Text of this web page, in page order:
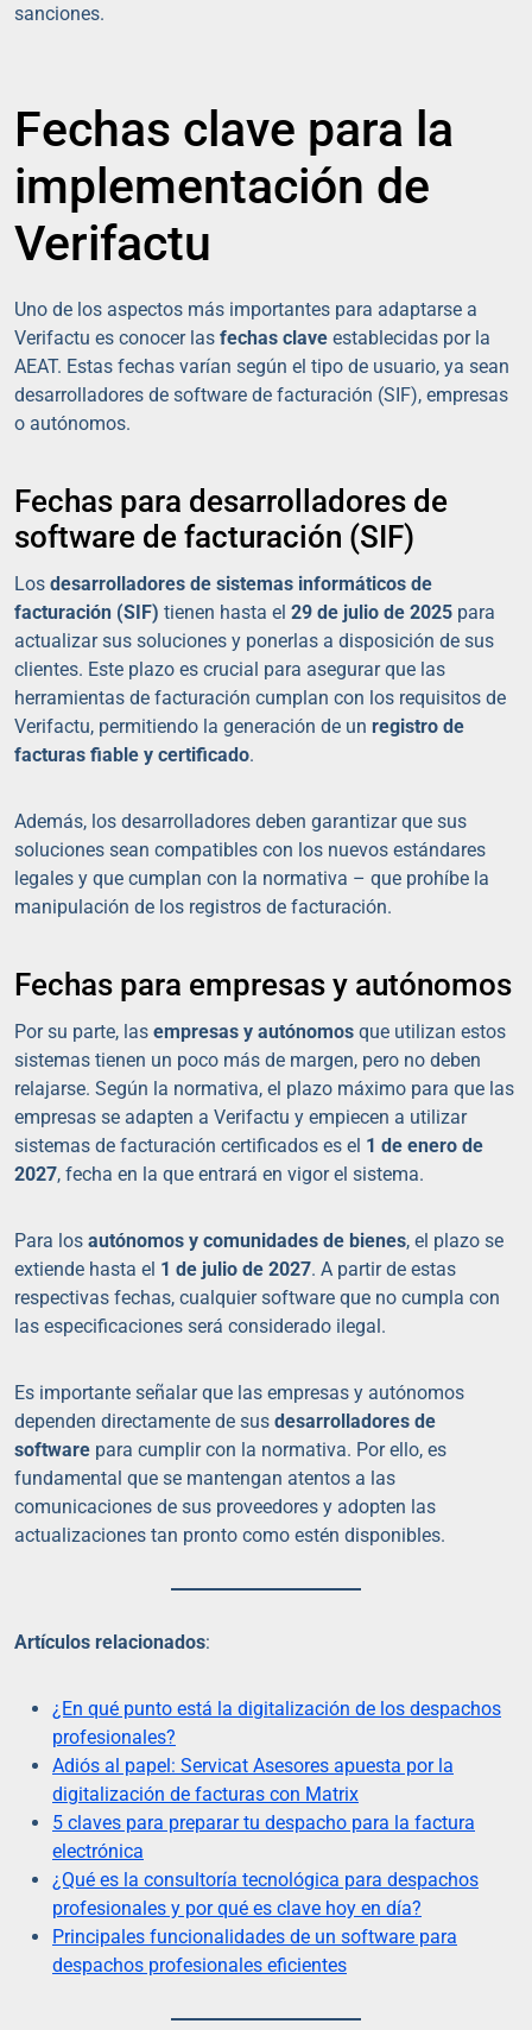
sanciones.
Fechas clave para la
implementación de
Verifactu
Uno de los aspectos más importantes para adaptarse a
Verifactu es conocer las fechas clave establecidas por la
AEAT. Estas fechas varían según el tipo de usuario, ya sean
desarrolladores de software de facturación (SIF), empresas
o autónomos.
Fechas para desarrolladores de
software de facturación (SIF)
Los desarrolladores de sistemas informáticos de
facturación (SIF) tienen hasta el 29 de julio de 2025 para
actualizar sus soluciones y ponerlas a disposición de sus
clientes. Este plazo es crucial para asegurar que las
herramientas de facturación cumplan con los requisitos de
Verifactu, permitiendo la generación de un registro de
facturas fiable y certificado.
Además, los desarrolladores deben garantizar que sus
soluciones sean compatibles con los nuevos estándares
legales y que cumplan con la normativa – que prohíbe la
manipulación de los registros de facturación.
Fechas para empresas y autónomos
Por su parte, las empresas y autónomos que utilizan estos
sistemas tienen un poco más de margen, pero no deben
relajarse. Según la normativa, el plazo máximo para que las
empresas se adapten a Verifactu y empiecen a utilizar
sistemas de facturación certificados es el 1 de enero de
2027, fecha en la que entrará en vigor el sistema.
Para los autónomos y comunidades de bienes, el plazo se
extiende hasta el 1 de julio de 2027. A partir de estas
respectivas fechas, cualquier software que no cumpla con
las especificaciones será considerado ilegal.
Es importante señalar que las empresas y autónomos
dependen directamente de sus desarrolladores de
software para cumplir con la normativa. Por ello, es
fundamental que se mantengan atentos a las
comunicaciones de sus proveedores y adopten las
actualizaciones tan pronto como estén disponibles.
Artículos relacionados:
¿En qué punto está la digitalización de los despachos
profesionales?
Adiós al papel: Servicat Asesores apuesta por la
digitalización de facturas con Matrix
5 claves para preparar tu despacho para la factura
electrónica
¿Qué es la consultoría tecnológica para despachos
profesionales y por qué es clave hoy en día?
Principales funcionalidades de un software para
despachos profesionales eficientes